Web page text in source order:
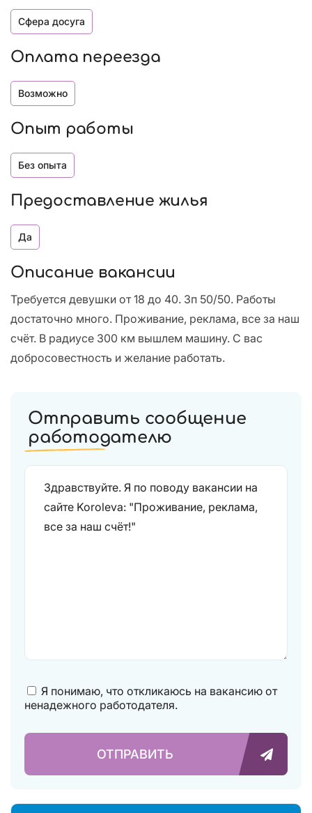
Сфера досуга
Оплата переезда
Возможно
Опыт работы
Без опыта
Предоставление жилья
Да
Описание вакансии
Требуется девушки от 18 до 40. Зп 50/50. Работы
достаточно много. Проживание, реклама, все за наш
счёт. В радиусе 300 км вышлем машину. С вас
добросовестность и желание работать.
Отправить сообщение
работодателю
Я понимаю, что откликаюсь на вакансию от
ненадежного работодателя.
ОТПРАВИТЬ